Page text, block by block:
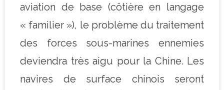
aviation de base (côtière en langage
« familier »), le problème du traitement
des forces sous-marines ennemies
deviendra très aigu pour la Chine. Les
navires de surface chinois seront